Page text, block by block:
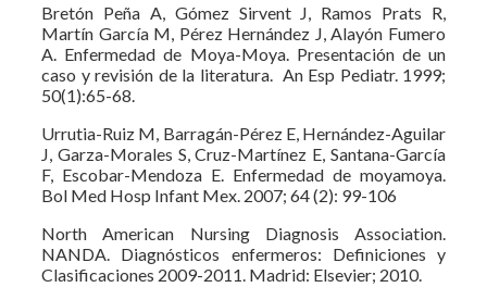
Bretón Peña A, Gómez Sirvent J, Ramos Prats R,
Martín García M, Pérez Hernández J, Alayón Fumero
A. Enfermedad de Moya-Moya. Presentación de un
caso y revisión de la literatura. An Esp Pediatr. 1999;
50(1):65-68.
Urrutia-Ruiz M, Barragán-Pérez E, Hernández-Aguilar
J, Garza-Morales S, Cruz-Martínez E, Santana-García
F, Escobar-Mendoza E. Enfermedad de moyamoya.
Bol Med Hosp Infant Mex. 2007; 64 (2): 99-106
North American Nursing Diagnosis Association.
NANDA. Diagnósticos enfermeros: Definiciones y
Clasificaciones 2009-2011. Madrid: Elsevier; 2010.